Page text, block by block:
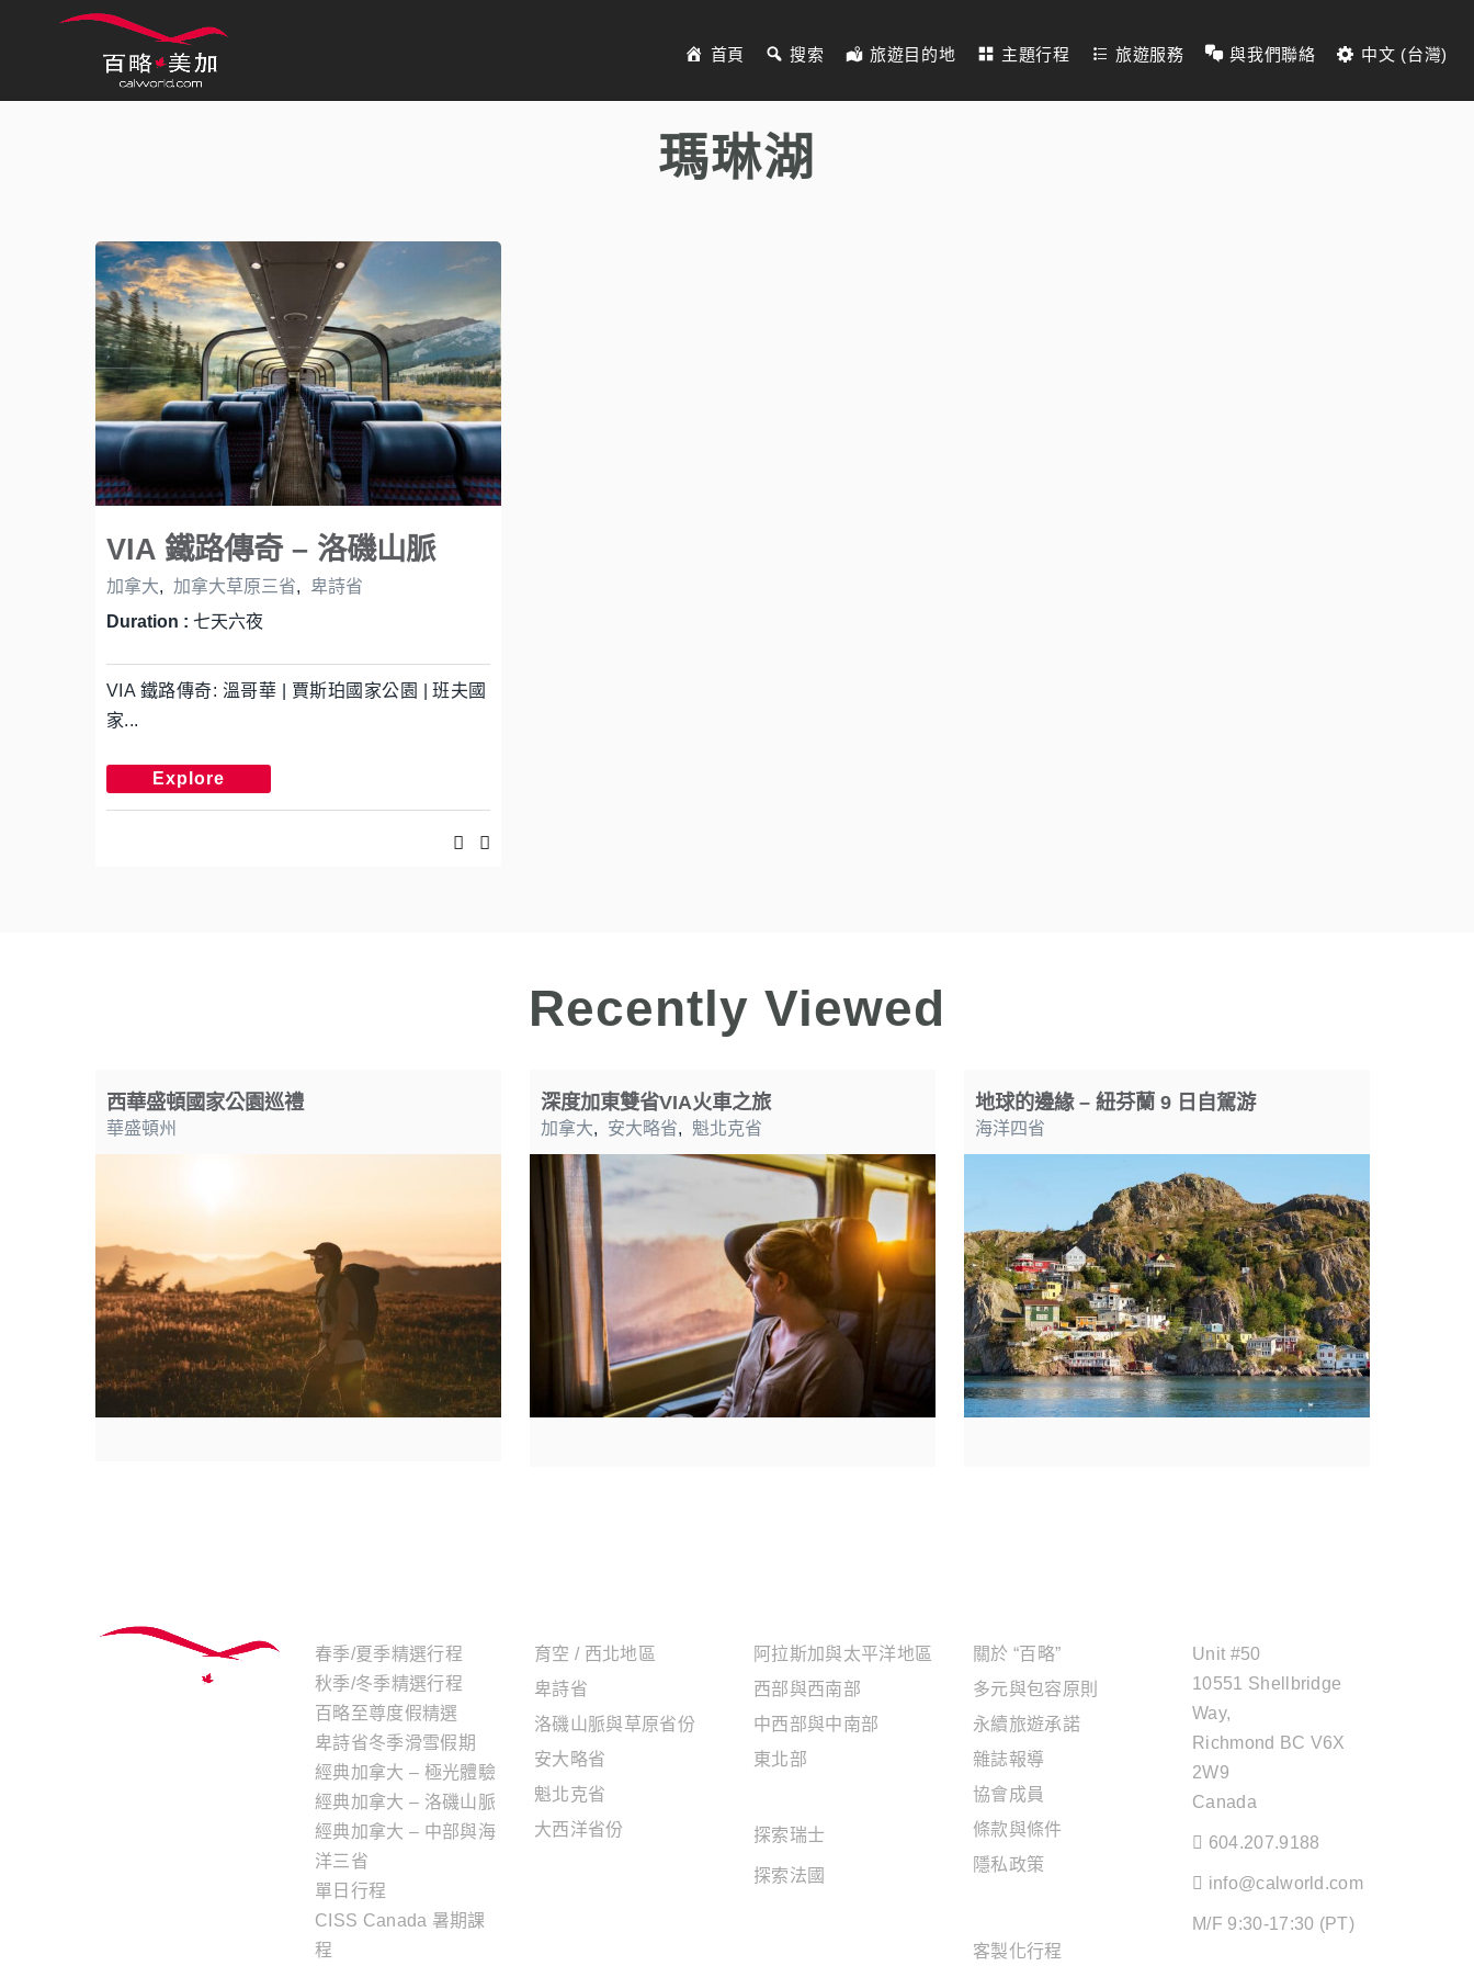
首頁 搜索 旅遊目的地 主題行程 旅遊服務 與我們聯絡 中文 (台灣)
瑪琳湖
VIA 鐵路傳奇 – 洛磯山脈
加拿大, 加拿大草原三省,
卑詩省
Duration : 七天六夜
VIA 鐵路傳奇: 溫哥華 | 賈斯珀國家公園 | 班夫國
家...
Explore
Recently Viewed
西華盛頓國家公園巡禮
華盛頓州
深度加東雙省VIA火車之旅
加拿大, 安大略省, 魁北克省
地球的邊緣 – 紐芬蘭 9 日自駕游
海洋四省
春季/夏季精選行程
秋季/冬季精選行程
百略至尊度假精選
卑詩省冬季滑雪假期
經典加拿大 – 極光體驗
經典加拿大 – 洛磯山脈
經典加拿大 – 中部與海
洋三省
單日行程
CISS Canada 暑期課
程
育空 / 西北地區
卑詩省
洛磯山脈與草原省份
安大略省
魁北克省
大西洋省份
阿拉斯加與太平洋地區
西部與西南部
中西部與中南部
東北部
探索瑞士
探索法國
關於 “百略”
多元與包容原則
永續旅遊承諾
雜誌報導
協會成員
條款與條件
隱私政策
客製化行程
Unit #50
10551 Shellbridge
Way,
Richmond BC V6X
2W9
Canada
604.207.9188
info@calworld.com
M/F 9:30-17:30 (PT)